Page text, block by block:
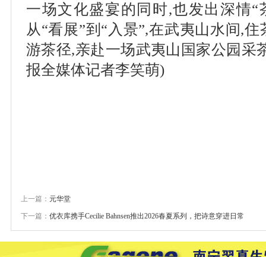
一场文化盛宴的同时,也发出深情“
从“看展”到“入景”,在武夷山水间,
游茶径,亲赴一场武夷山国家公园采
报全媒体记者李笑萌)
上一篇： 元华堂
下一篇： 优衣库携手Cecilie Bahnsen推出2026春夏系列，把诗意穿进日常